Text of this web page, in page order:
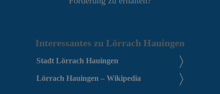
Interessantes zu Lörrach Hauingen
Stadt Lörrach Hauingen
Lörrach Hauingen – Wikipedia